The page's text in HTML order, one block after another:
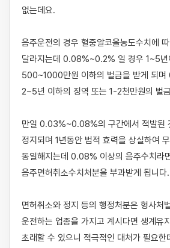
없는데요.
음주운전의 경우 혈중알코올농도수치에 따
달라지는데 0.08%~0.2% 일 경우 1~5년
500~1000만원 이하의 벌금을 받게 되며
2~5년 이하의 징역 또는 1-2천만원의 벌
만일 0.03%~0.08%의 구간에서 적발된
정지되며 1년동안 법적 효력을 상실하여
동일해지는데 0.08% 이상의 음주수치라
음주면허취소수치처분을 부과받게 됩니다.
면허취소와 정지 등의 행정처분은 형사처
운전하는 업종을 가지고 계시다면 생계유
초래할 수 있으니 적극적인 대처가 필요한